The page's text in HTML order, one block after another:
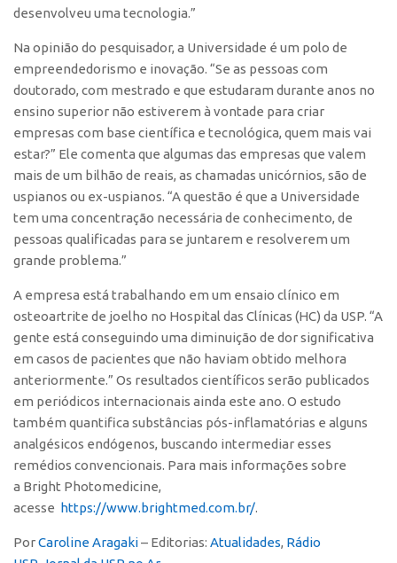
Patrimônio Genético
Leis e Normas
Transferência de Tecnologia
PD&I
Convênios
Parcerias PD&I
PIPE/FAPESP
Exceções
Programas
Conexão USP
Conexão Inter-USP
Banco de Patentes
Inteligência Competitiva
Showroom de Tecnologias
Empreendedorismo
desenvolveu uma tecnologia.”
Na opinião do pesquisador, a Universidade é um polo de
empreendedorismo e inovação. “Se as pessoas com
doutorado, com mestrado e que estudaram durante anos no
ensino superior não estiverem à vontade para criar
empresas com base científica e tecnológica, quem mais vai
estar?” Ele comenta que algumas das empresas que valem
mais de um bilhão de reais, as chamadas unicórnios, são de
uspianos ou ex-uspianos. “A questão é que a Universidade
tem uma concentração necessária de conhecimento, de
pessoas qualificadas para se juntarem e resolverem um
grande problema.”
A empresa está trabalhando em um ensaio clínico em
osteoartrite de joelho no Hospital das Clínicas (HC) da USP. “A
gente está conseguindo uma diminuição de dor significativa
em casos de pacientes que não haviam obtido melhora
anteriormente.” Os resultados científicos serão publicados
em periódicos internacionais ainda este ano. O estudo
também quantifica substâncias pós-inflamatórias e alguns
analgésicos endógenos, buscando intermediar esses
remédios convencionais. Para mais informações sobre
a Bright Photomedicine,
acesse https://www.brightmed.com.br/.
PorCaroline Aragaki– Editorias: Atualidades, Rádio